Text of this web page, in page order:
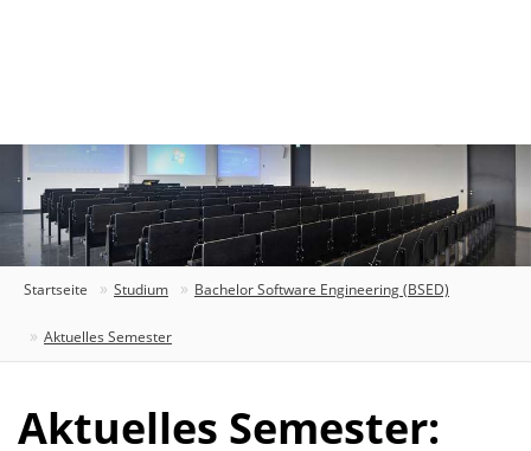
Startseite Studium Bachelor Software Engineering (BSED)
Aktuelles Semester
Aktuelles Semester: